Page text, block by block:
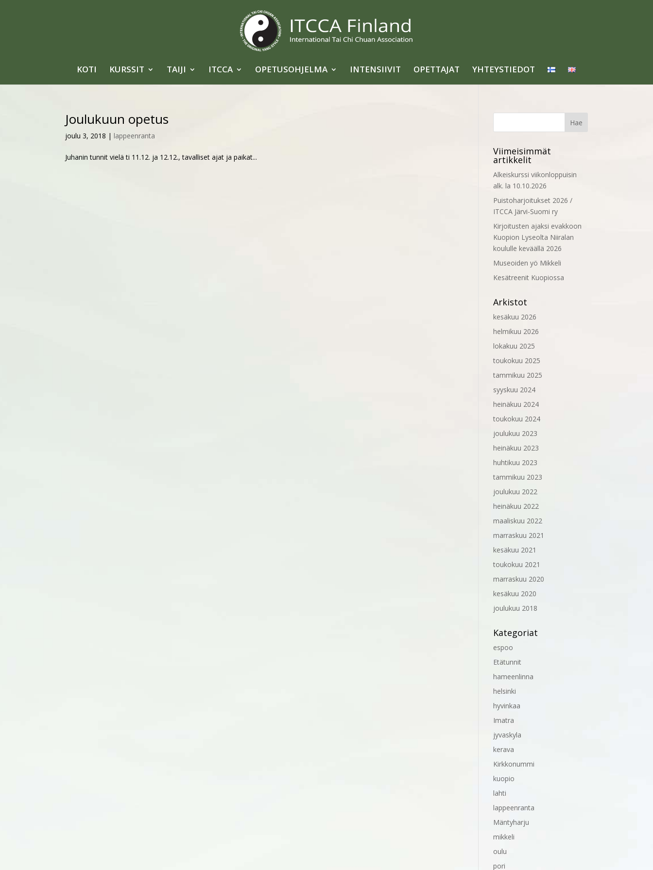
KOTI KURSSIT TAIJI ITCCA OPETUSOHJELMA INTENSIIVIT OPETTAJAT YHTEYSTIEDOT
Joulukuun opetus
joulu 3, 2018 |lappeenranta
Juhanin tunnit vielä ti 11.12. ja 12.12., tavalliset ajat ja paikat...
Viimeisimmät
artikkelit
Alkeiskurssi viikonloppuisin
alk. la 10.10.2026
Puistoharjoitukset 2026 /
ITCCA Järvi-Suomi ry
Kirjoitusten ajaksi evakkoon
Kuopion Lyseolta Niiralan
koululle keväällä 2026
Museoiden yö Mikkeli
Kesätreenit Kuopiossa
Arkistot
kesäkuu 2026
helmikuu 2026
lokakuu 2025
toukokuu 2025
tammikuu 2025
syyskuu 2024
heinäkuu 2024
toukokuu 2024
joulukuu 2023
heinäkuu 2023
huhtikuu 2023
tammikuu 2023
joulukuu 2022
heinäkuu 2022
maaliskuu 2022
marraskuu 2021
kesäkuu 2021
toukokuu 2021
marraskuu 2020
kesäkuu 2020
joulukuu 2018
Kategoriat
espoo
Etätunnit
hameenlinna
helsinki
hyvinkaa
Imatra
jyvaskyla
kerava
Kirkkonummi
kuopio
lahti
lappeenranta
Mäntyharju
mikkeli
oulu
pori